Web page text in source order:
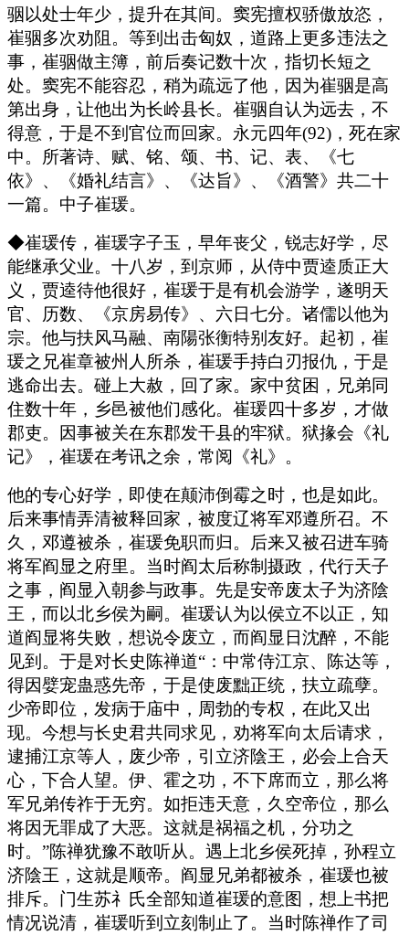
骃以处士年少，提升在其间。窦宪擅权骄傲放恣，
崔骃多次劝阻。等到出击匈奴，道路上更多违法之
事，崔骃做主簿，前后奏记数十次，指切长短之
处。窦宪不能容忍，稍为疏远了他，因为崔骃是高
第出身，让他出为长岭县长。崔骃自认为远去，不
得意，于是不到官位而回家。永元四年(92)，死在家
中。所著诗、赋、铭、颂、书、记、表、《七
依》、《婚礼结言》、《达旨》、《酒警》共二十
一篇。中子崔瑗。
◆崔瑗传，崔瑗字子玉，早年丧父，锐志好学，尽
能继承父业。十八岁，到京师，从侍中贾逵质正大
义，贾逵待他很好，崔瑗于是有机会游学，遂明天
官、历数、《京房易传》、六日七分。诸儒以他为
宗。他与扶风马融、南陽张衡特别友好。起初，崔
瑗之兄崔章被州人所杀，崔瑗手持白刃报仇，于是
逃命出去。碰上大赦，回了家。家中贫困，兄弟同
住数十年，乡邑被他们感化。崔瑗四十多岁，才做
郡吏。因事被关在东郡发干县的牢狱。狱掾会《礼
记》，崔瑗在考讯之余，常阅《礼》。
他的专心好学，即使在颠沛倒霉之时，也是如此。
后来事情弄清被释回家，被度辽将军邓遵所召。不
久，邓遵被杀，崔瑗免职而归。后来又被召进车骑
将军阎显之府里。当时阎太后称制摄政，代行天子
之事，阎显入朝参与政事。先是安帝废太子为济陰
王，而以北乡侯为嗣。崔瑗认为以侯立不以正，知
道阎显将失败，想说令废立，而阎显日沈醉，不能
见到。于是对长史陈禅道“：中常侍江京、陈达等，
得因嬖宠蛊惑先帝，于是使废黜正统，扶立疏孽。
少帝即位，发病于庙中，周勃的专权，在此又出
现。今想与长史君共同求见，劝将军向太后请求，
逮捕江京等人，废少帝，引立济陰王，必会上合天
心，下合人望。伊、霍之功，不下席而立，那么将
军兄弟传祚于无穷。如拒违天意，久空帝位，那么
将因无罪成了大恶。这就是祸福之机，分功之
时。”陈禅犹豫不敢听从。遇上北乡侯死掉，孙程立
济陰王，这就是顺帝。阎显兄弟都被杀，崔瑗也被
排斥。门生苏礻氏全部知道崔瑗的意图，想上书把
情况说清，崔瑗听到立刻制止了。当时陈禅作了司